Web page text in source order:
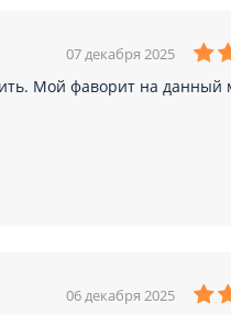
07 декабря 2025
Мой фаворит на данный
06 декабря 2025